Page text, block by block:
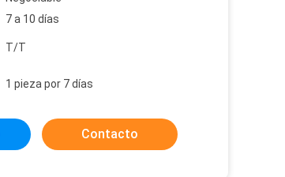
7 a 10 días
T/T
1 pieza por 7 días
Contacto